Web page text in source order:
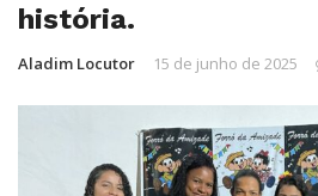
história.
Aladim Locutor 15 de junho de 2025